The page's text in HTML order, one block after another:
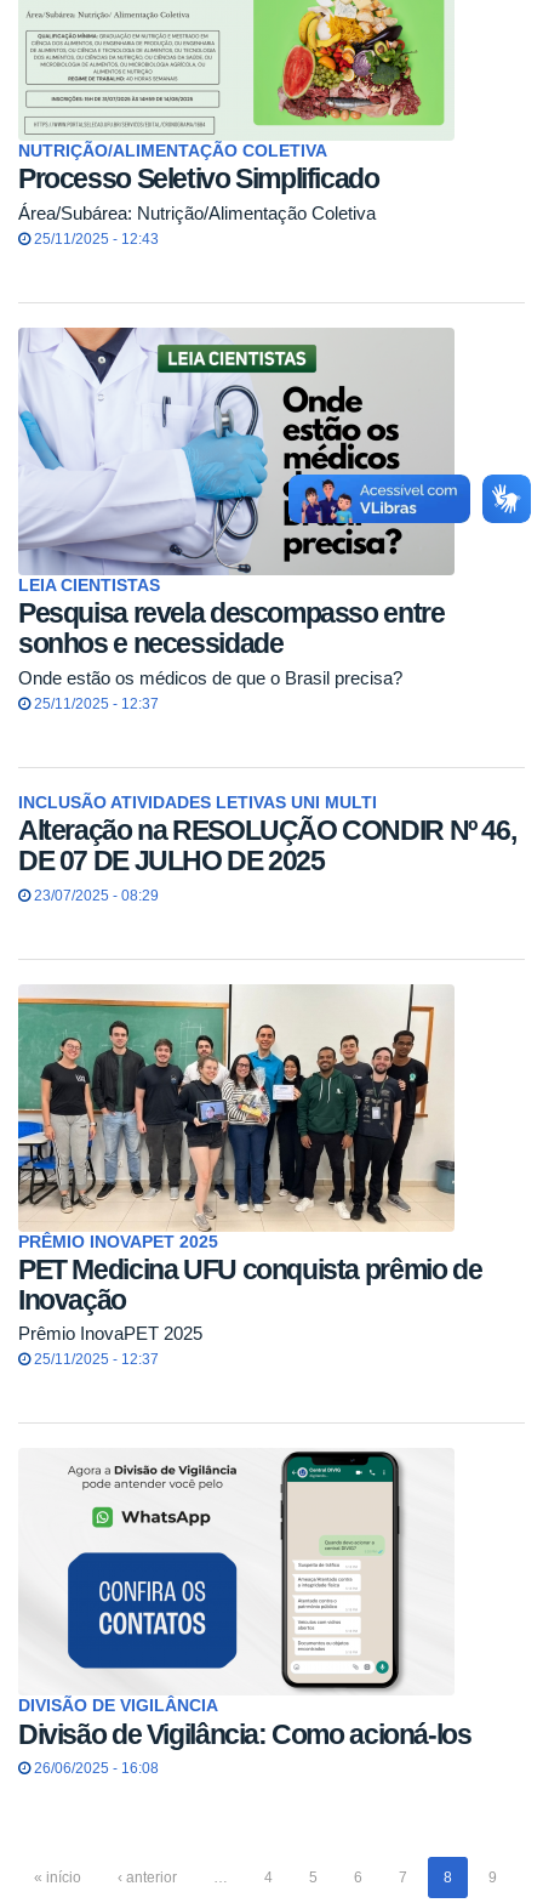
NUTRIÇÃO/ALIMENTAÇÃO COLETIVA
Processo Seletivo Simplificado
Área/Subárea: Nutrição/Alimentação Coletiva
25/11/2025 - 12:43
LEIA CIENTISTAS
Pesquisa revela descompasso entre
sonhos e necessidade
Onde estão os médicos de que o Brasil precisa?
25/11/2025 - 12:37
INCLUSÃO ATIVIDADES LETIVAS UNI MULTI
Alteração na RESOLUÇÃO CONDIR Nº 46,
DE 07 DE JULHO DE 2025
23/07/2025 - 08:29
PRÊMIO INOVAPET 2025
PET Medicina UFU conquista prêmio de
Inovação
Prêmio InovaPET 2025
25/11/2025 - 12:37
DIVISÃO DE VIGILÂNCIA
Divisão de Vigilância: Como acioná-los
26/06/2025 - 16:08
« início ‹ anterior … 4 5 6 7 8 9